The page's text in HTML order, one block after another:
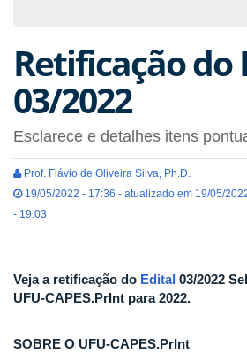
Retificação do
03/2022
Esclarece e detalhes itens
Prof. Flávio de Oliveira Silva, Ph.D.
19/05/2022 - 17:36 - atualizado em 19/05/
- 19:03
Veja a retificação do Edital 03/2022
UFU-CAPES.PrInt para 2022.
SOBRE O UFU-CAPES.PrInt